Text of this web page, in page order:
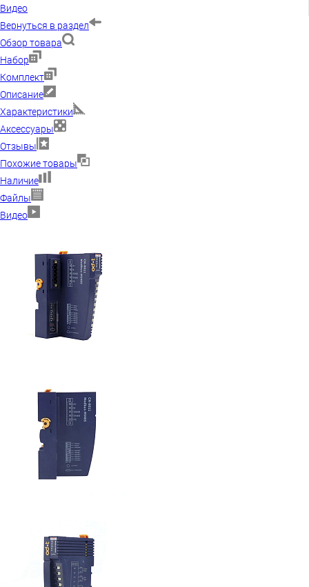
Видео
Вернуться в раздел
Обзор товара
Набор
Комплект
Описание
Характеристики
Аксессуары
Отзывы
Похожие товары
Наличие
Файлы
Видео